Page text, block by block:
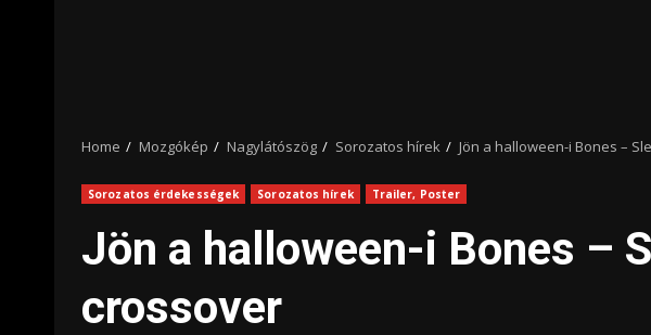
Home Mozgókép Nagylátószög Sorozatos hírek Jön a halloween-i Bones –
Sorozatos érdekességek Sorozatos hírek Trailer, Poster
Jön a halloween-i Bones –
crossover